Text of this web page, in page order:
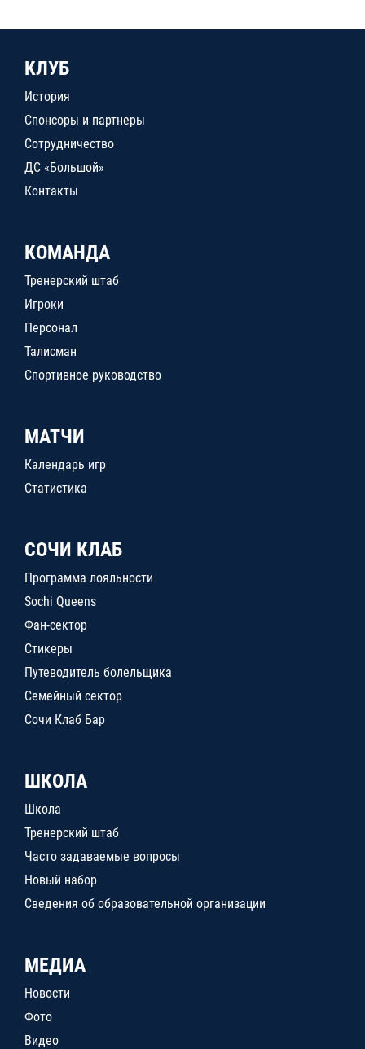
КЛУБ
История
Спонсоры и партнеры
Сотрудничество
ДС «Большой»
Контакты
КОМАНДА
Тренерский штаб
Игроки
Персонал
Талисман
Спортивное руководство
МАТЧИ
Календарь игр
Статистика
СОЧИ КЛАБ
Программа лояльности
Sochi Queens
Фан-сектор
Стикеры
Путеводитель болельщика
Семейный сектор
Сочи Клаб Бар
ШКОЛА
Школа
Тренерский штаб
Часто задаваемые вопросы
Новый набор
Сведения об образовательной организации
МЕДИА
Новости
Фото
Видео